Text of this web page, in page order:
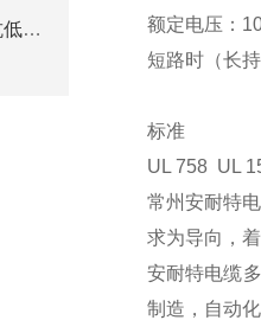
PUR聚氨酯电缆具有较强的抗低温性能
额定电压：
短路时（长
标准
UL 758 UL
常州安耐特
求为导向，
安耐特电缆
制造，自动